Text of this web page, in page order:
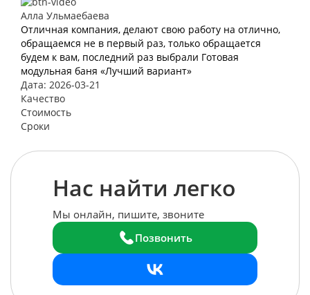
Алла Ульмаебаева
Отличная компания, делают свою работу на отлично,
обращаемся не в первый раз, только обращается
будем к вам, последний раз выбрали Готовая
модульная баня «Лучший вариант»
Дата: 2026-03-21
Качество
Стоимость
Сроки
Нас найти легко
Мы онлайн, пишите, звоните
Позвонить